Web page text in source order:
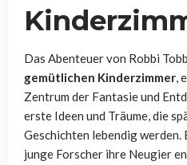
Das Abenteuer von Robbi
gemütlichen Kinderzimmer,
Zentrum der Fantasie und
erste Ideen und Träume, die
Geschichten lebendig werden.
junge Forscher ihre Neugier